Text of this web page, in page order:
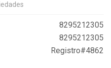
8295212305
8295212305
Registro#4862